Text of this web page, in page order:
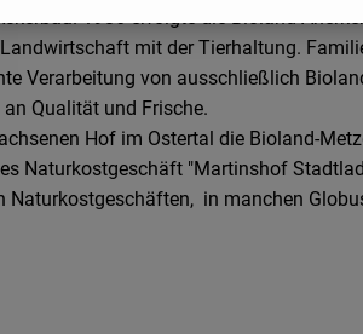
1986 erfolgte die Bioland-
mit der Tierhaltung.
Verarbeitung von ausschließlich
Qualität und Frische.
Hof im Ostertal die Bioland-
Naturkostgeschäft "Martinshof
in manchen